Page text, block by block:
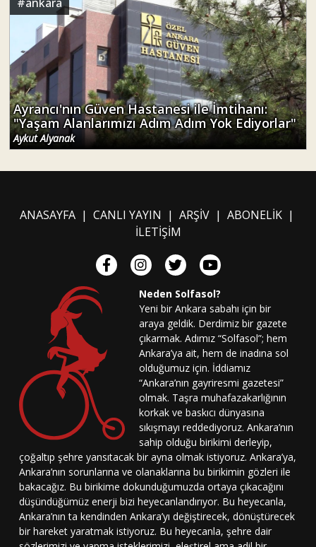
Ayrancı'nın Güven Hastanesi ile İmtihanı:
"Yaşam Alanlarımızı Adım Adım Yok Ediyorlar"
Aykut Alyanak
ANASAYFA| CANLI YAYIN | ARŞİV| ABONELİK|
İLETİŞİM
Neden Solfasol?
Yeni bir Ankara sabahı için bir
araya geldik. Derdimiz bir gazete
çıkarmak. Adımız “Solfasol”; hem
Ankara’ya ait, hem de inadına sol
olduğumuz için. İddiamız
“Ankara’nın gayriresmi gazetesi”
olmak. Taşra muhafazakarlığının
korkak ve baskıcı dünyasına
sıkışmayı reddediyoruz. Ankara’nın
sahip olduğu birikimi derleyip,
çoğaltıp şehre yansıtacak bir ayna olmak istiyoruz. Ankara’ya,
Ankara’nın sorunlarına ve olanaklarına bu birikimin gözleri ile
bakacağız. Bu birikime dokunduğumuzda ortaya çıkacağını
düşündüğümüz enerji bizi heyecanlandırıyor. Bu heyecanla,
Ankara’nın ta kendinden Ankara’yı değiştirecek, dönüştürecek
bir hareket yaratmak istiyoruz. Bu heyecanla, şehre dair